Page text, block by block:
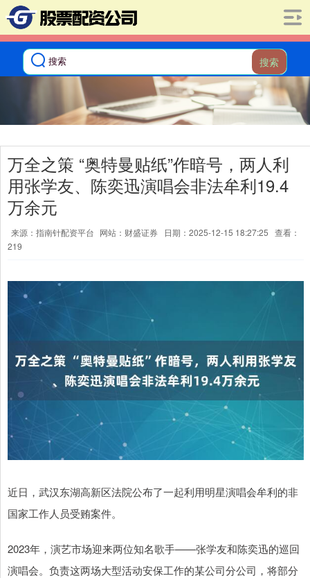
搜索
万全之策 “奥特曼贴纸”作暗号，两人利
用张学友、陈奕迅演唱会非法牟利19.4
万余元
来源：指南针配资平台 网站：财盛证券 日期：2025-12-15 18:27:25 查看：
219
近日，武汉东湖高新区法院公布了一起利用明星演唱会牟利的非
国家工作人员受贿案件。
2023年，演艺市场迎来两位知名歌手——张学友和陈奕迅的巡回
演唱会。负责这两场大型活动安保工作的某公司分公司，将部分